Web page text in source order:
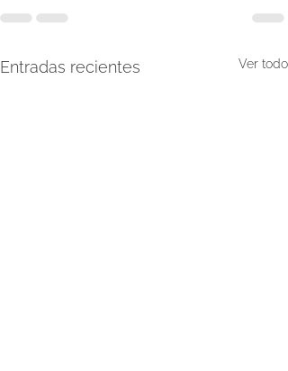
Entradas recientes Ver todo